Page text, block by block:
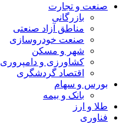
صنعت و تجارت
بازرگانی
مناطق آزاد صنعتی
صنعت خودروسازی
شهر و مسکن
کشاورزی و دامپروری
اقتصاد گردشگری
بورس و سهام
بانک و بیمه
طلا و ارز
فناوری